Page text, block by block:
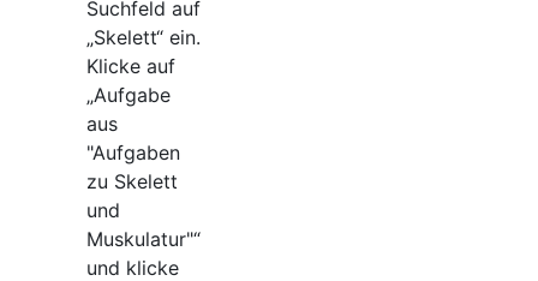
Suchfeld auf
„Skelett“ ein.
Klicke auf
„Aufgabe
aus
"Aufgaben
zu Skelett
und
Muskulatur"“
und klicke